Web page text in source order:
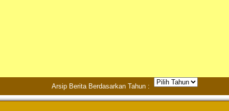
Arsip Berita Berdasarkan Tahun :